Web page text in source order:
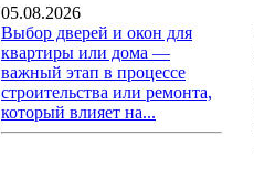
05.08.2026
Выбор дверей и окон для
квартиры или дома —
важный этап в процессе
строительства или ремонта,
который влияет на...